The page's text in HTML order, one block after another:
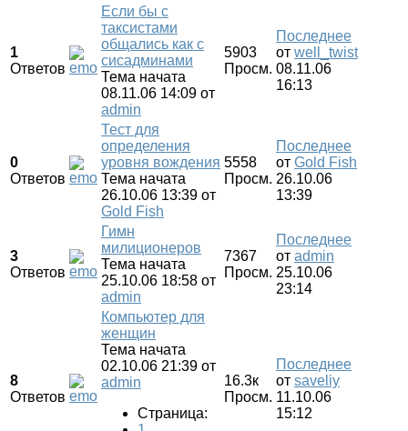
1
Ответов
Если бы с
таксистами
общались как с
сисадминами
Тема начата
08.11.06 14:09 от
admin
5903
Просм.
Последнее
от well_twist
08.11.06
16:13
0
Ответов
Тест для
определения
уровня вождения
Тема начата
26.10.06 13:39 от
Gold Fish
5558
Просм.
Последнее
от Gold Fish
26.10.06
13:39
3
Ответов
Гимн
милиционеров
Тема начата
25.10.06 18:58 от
admin
7367
Просм.
Последнее
от admin
25.10.06
23:14
8
Ответов
Компьютер для
женщин
Тема начата
02.10.06 21:39 от
admin
Страница:
16.3к
Просм.
Последнее
от saveliy
11.10.06
15:12